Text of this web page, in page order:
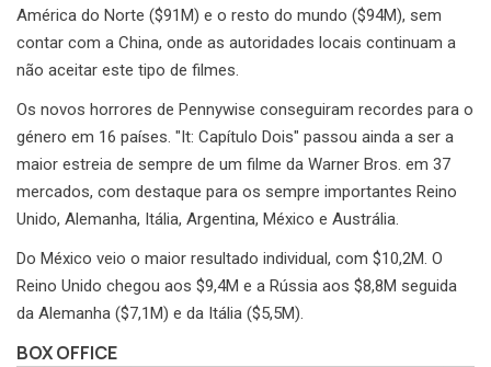
América do Norte ($91M) e o resto do mundo ($94M), sem
contar com a China, onde as autoridades locais continuam a
não aceitar este tipo de filmes.
Os novos horrores de Pennywise conseguiram recordes para o
género em 16 países. "It: Capítulo Dois" passou ainda a ser a
maior estreia de sempre de um filme da Warner Bros. em 37
mercados, com destaque para os sempre importantes Reino
Unido, Alemanha, Itália, Argentina, México e Austrália.
Do México veio o maior resultado individual, com $10,2M. O
Reino Unido chegou aos $9,4M e a Rússia aos $8,8M seguida
da Alemanha ($7,1M) e da Itália ($5,5M).
BOX OFFICE